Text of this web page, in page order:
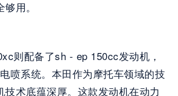
用。
则配备了sh - ep 150cc发动机，
喷系统。本田作为摩托车领域的技
技术底蕴深厚。这款发动机在动力